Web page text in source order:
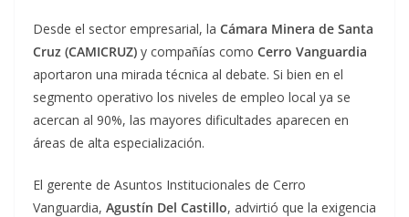
Desde el sector empresarial, la Cámara Minera de Santa
Cruz (CAMICRUZ) y compañías como Cerro Vanguardia
aportaron una mirada técnica al debate. Si bien en el
segmento operativo los niveles de empleo local ya se
acercan al 90%, las mayores dificultades aparecen en
áreas de alta especialización.
El gerente de Asuntos Institucionales de Cerro
Vanguardia, Agustín Del Castillo, advirtió que la exigencia